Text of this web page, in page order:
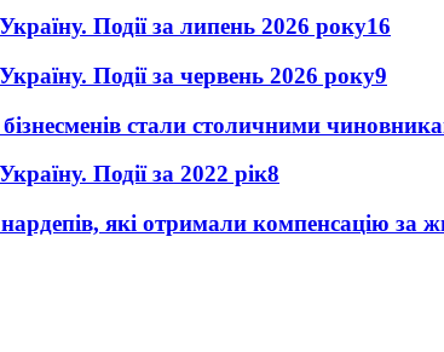
Події за липень 2026 року16
Події за червень 2026 року9
стали столичними
Події за 2022 рік8
які отримали компенсацію за